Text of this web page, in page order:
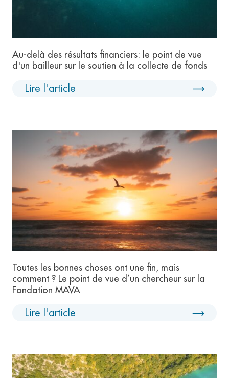
Au-delà des résultats financiers: le point de vue
d'un bailleur sur le soutien à la collecte de fonds
Lire l'article
Toutes les bonnes choses ont une fin, mais
comment ? Le point de vue d’un chercheur sur la
Fondation MAVA
Lire l'article